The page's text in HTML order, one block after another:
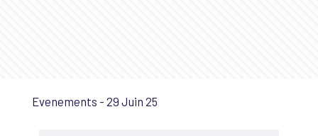
Evenements - 29 Juin 25